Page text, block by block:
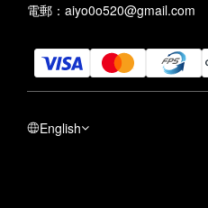
電郵：aiyo0o520@gmail.com
English